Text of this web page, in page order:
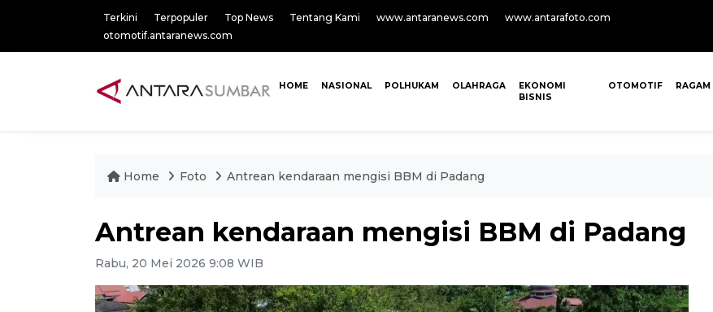
Terkini Terpopuler Top News Tentang Kami www.antaranews.com
www.antarafoto.com
otomotif.antaranews.com
HOME NASIONAL POLHUKAM OLAHRAGA
EKONOMI
BISNIS
OTOMOTIF RAGAM
Home Foto Antrean kendaraan mengisi BBM di Padang
Antrean kendaraan mengisi BBM di Padang
Rabu, 20 Mei 2026 9:08 WIB